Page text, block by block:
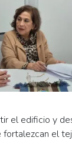
el edificio y
fortalezcan el